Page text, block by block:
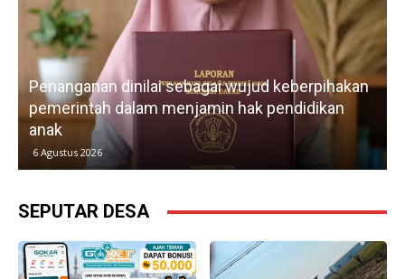
Penanganan dinilai sebagai wujud keberpihakan
pemerintah dalam menjamin hak pendidikan
anak
6 Agustus 2026
SEPUTAR DESA